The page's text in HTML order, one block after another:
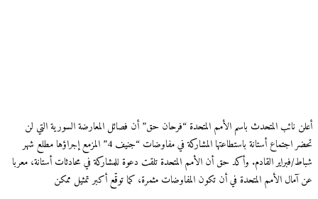
أعلن نائب المتحدث باسم الأمم المتحدة “فرحان حق” أن فصائل المعارضة السورية التي لن
تحضر اجتماع أستانة باستطاعتها المشاركة في مفاوضات “جنيف 4” المزمع إجراؤها مطلع شهر
شباط/فبراير القادم. وأكد حق أن الأمم المتحدة تلقت دعوة للمشاركة في محادثات أستانة، معربا
عن آمال الأمم المتحدة في أن تكون المفاوضات مثمرة، كما توقّع أكبر تمثيل ممكن